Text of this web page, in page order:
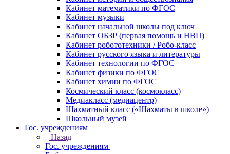
Кабинет математики по ФГОС
Кабинет музыки
Кабинет начальной школы под ключ
Кабинет ОБЗР (первая помощь и НВП)
Кабинет робототехники / Робо-класс
Кабинет русского языка и литературы
Кабинет технологии по ФГОС
Кабинет физики по ФГОС
Кабинет химии по ФГОС
Космический класс (космокласс)
Медиакласс (медиацентр)
Шахматный класс («Шахматы в школе»)
Школьный музей
Гос. учреждениям
Назад
Гос. учреждениям